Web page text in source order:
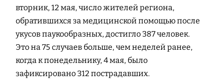
вторник, 12 мая, число жителей региона,
обратившихся за медицинской помощью после
укусов паукообразных, достигло 387 человек.
Это на 75 случаев больше, чем неделей ранее,
когда к понедельнику, 4 мая, было
зафиксировано 312 пострадавших.